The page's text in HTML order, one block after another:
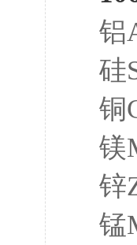
铝
硅
铜
镁
锌
锰